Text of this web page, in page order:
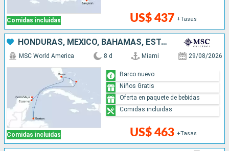
Comidas incluidas US$ 437 +Tasas
HONDURAS, MÉXICO, BAHAMAS, ESTADOS UNIDOS
Comidas incluidas
MSC World America 8 d Miami 29/08/2026
US$ 463 +Tasas
Barco nuevo
Niños Gratis
Oferta en paquete de bebidas
Comidas incluidas